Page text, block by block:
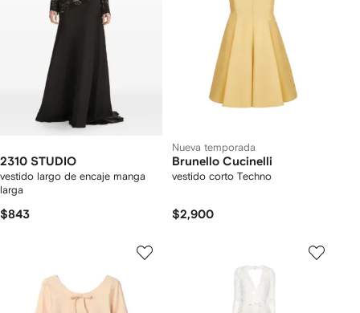
2310 STUDIO
vestido largo de encaje manga
larga
$843
Nueva temporada
Brunello Cucinelli
vestido corto Techno
$2,900